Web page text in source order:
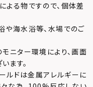
よる物ですので、個体差
や海水浴等、水場でのご
ニター環境により、画面
ます。
ルドは金属アレルギーに